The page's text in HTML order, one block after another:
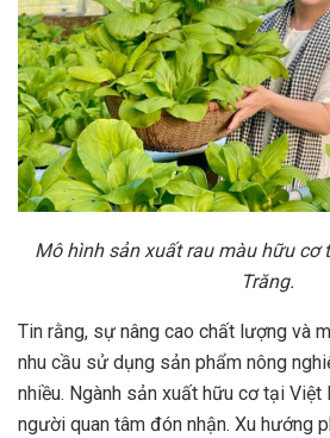
Mô hình sản xuất rau màu hữu cơ
Trăng.
Tin rằng, sự nâng cao chất lượng và
nhu cầu sử dụng sản phẩm nông
nhiều. Ngành sản xuất hữu cơ tại
người quan tâm đón nhận. Xu hướng